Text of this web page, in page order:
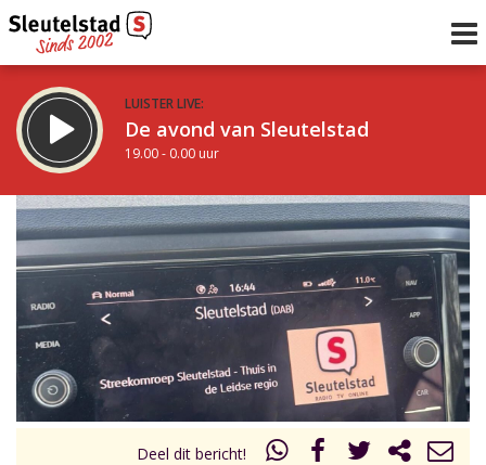
LUISTER LIVE:
De avond van Sleutelstad
19.00 - 0.00 uur
STRAKS:
De nacht van Sleutelstad
0.00 - 6.00 uur
Vorig uur
uur 1 van 0 Volgend uur
Deel dit bericht!